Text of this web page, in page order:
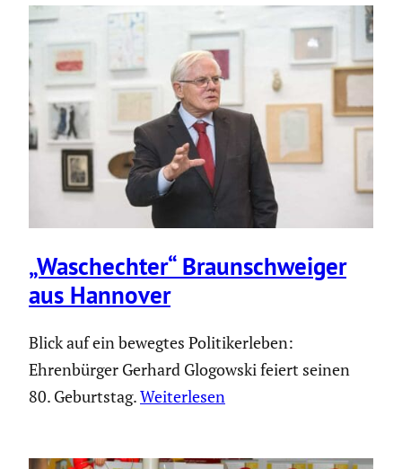
„Wasch­echter“ Braun­schweiger
aus Hannover
Blick auf ein bewegtes Politikerleben:
Ehrenbürger Gerhard Glogowski feiert seinen
80. Geburtstag.Weiterlesen